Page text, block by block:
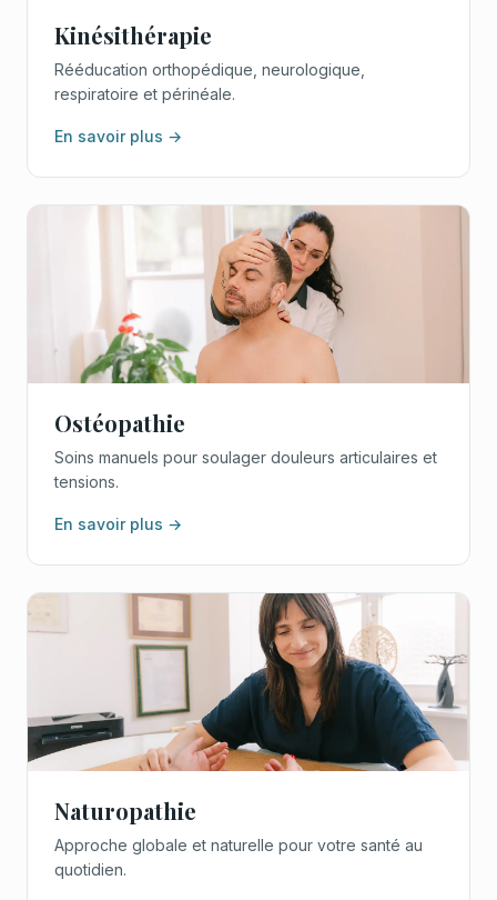
Kinésithérapie
Rééducation orthopédique, neurologique,
respiratoire et périnéale.
En savoir plus →
Ostéopathie
Soins manuels pour soulager douleurs articulaires et
tensions.
En savoir plus →
Naturopathie
Approche globale et naturelle pour votre santé au
quotidien.